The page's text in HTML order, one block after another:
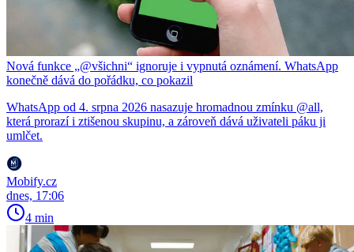
Nová funkce „@všichni“ ignoruje i vypnutá oznámení. WhatsApp
konečně dává do pořádku, co pokazil
WhatsApp od 4. srpna 2026 nasazuje hromadnou zmínku @all,
která prorazí i ztišenou skupinu, a zároveň dává uživateli páku ji
umlčet.
Mobify.cz
dnes, 17:06
4 min